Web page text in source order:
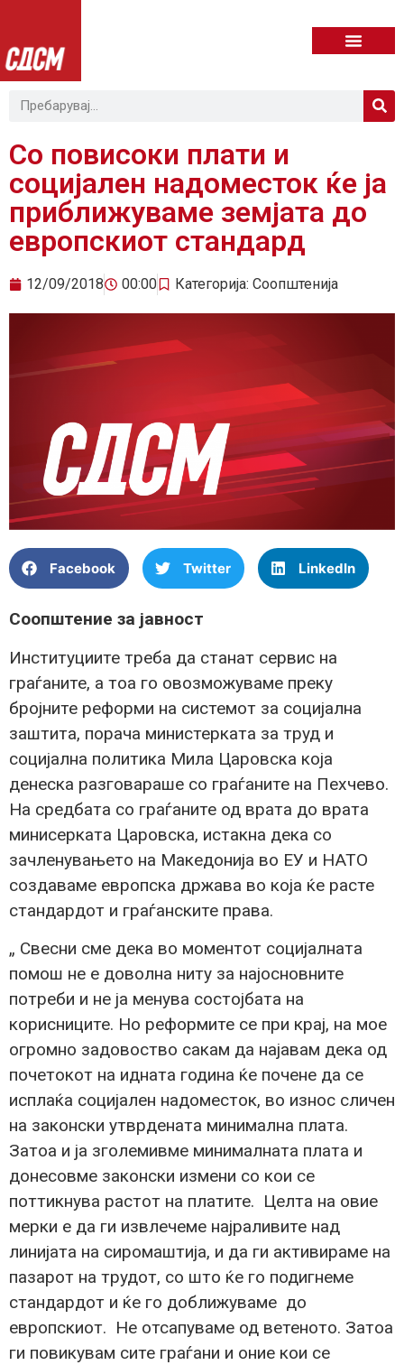
Со повисоки плати и
социјален надоместок ќе ја
приближуваме земјата до
европскиот стандард
12/09/2018 00:00 Категорија: Соопштенија
Facebook Twitter LinkedIn
Соопштение за јавност
Институциите треба да станат сервис на
граѓаните, а тоа го овозможуваме преку
бројните реформи на системот за социјална
заштита, порача министерката за труд и
социјална политика Мила Царовска која
денеска разговараше со граѓаните на Пехчево.
На средбата со граѓаните од врата до врата
минисерката Царовска, истакна дека со
зачленувањето на Мaкедонија во ЕУ и НАТО
создаваме европска држава во која ќе расте
стандардот и граѓанските права.
„ Свесни сме дека во моментот социјалната
помош не е доволна ниту за најосновните
потреби и не ја менува состојбата на
корисниците. Но реформите се при крај, на мое
огромно задовоство сакам да најавам дека од
почетокот на идната година ќе почене да се
исплаќа социјален надоместок, во износ сличен
на законски утврдената минимална плата.
Затоа и ја зголемивме минималната плата и
донесовме законски измени со кои се
поттикнува растот на платите. Целта на овие
мерки е да ги извлечеме најраливите над
линијата на сиромаштија, и да ги активираме на
пазарот на трудот, со што ќе го подигнеме
стандардот и ќе го доближуваме до
европскиот. Не отсапуваме од ветеното. Затоа
ги повикувам сите граѓани и оние кои се